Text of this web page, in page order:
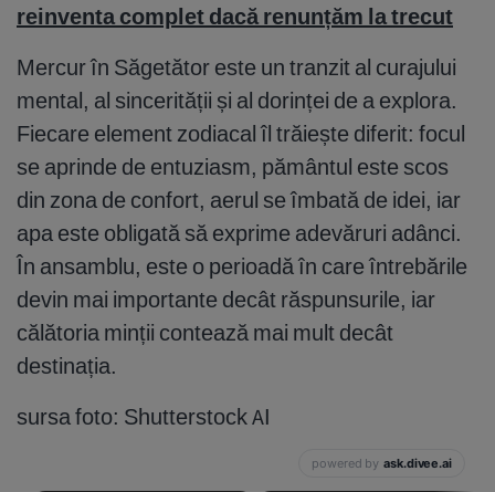
reinventa complet dacă renunțăm la trecut
Mercur în Săgetător este un tranzit al curajului
mental, al sincerității și al dorinței de a explora.
Fiecare element zodiacal îl trăiește diferit: focul
se aprinde de entuziasm, pământul este scos
din zona de confort, aerul se îmbată de idei, iar
apa este obligată să exprime adevăruri adânci.
În ansamblu, este o perioadă în care întrebările
devin mai importante decât răspunsurile, iar
călătoria minții contează mai mult decât
destinația.
sursa foto: Shutterstock AI